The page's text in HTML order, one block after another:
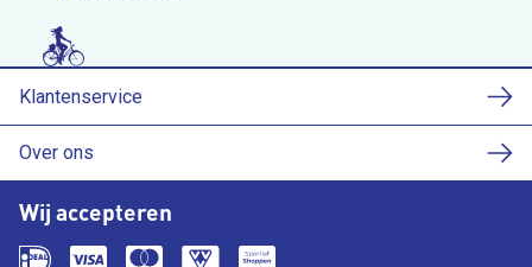
Klantenservice
Over ons
Wij accepteren